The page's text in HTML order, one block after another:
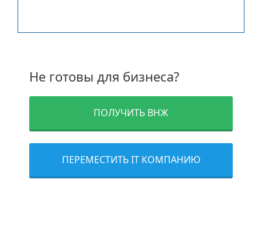
Не готовы для бизнеса?
ПОЛУЧИТЬ ВНЖ
ПЕРЕМЕСТИТЬ IT КОМПАНИЮ